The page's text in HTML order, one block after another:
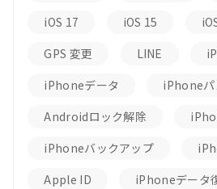
iOS 17
iOS 15
GPS 変更
LINE
iPhoneデータ
iPhoneパ
Androidロック解除
iPhoneバックアップ
Apple ID
iPhoneデータ